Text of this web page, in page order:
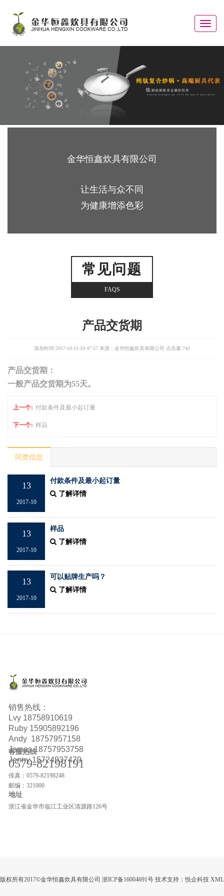
Toggle
金华恒鑫炊具有限公司
让生活与众不同
为健康增添色彩
常见问题
FAQS
产品交货期
添加时间:2017-10-13 10:47:57 来源：金华恒鑫炊具有限公司 点击量:742
产品交货期：
一般产品交货期为55天。
上一个: 付款条件及最小起订量
下一个: 样品
同类信息
13
2017-10
付款条件及最小起订量
了解详情
13
2017-10
样品
了解详情
13
2017-10
可以贴牌生产吗？
了解详情
销售热线：
Lvy 18758910619
Ruby 15905892196
Andy 18757957158
James 18757953758
Jenny 15724937479
客服热线
0579-82198191
传真：0579-82198248
邮编：321000
地址
浙江省金华市临江工业区清源路126号
版权所有2017©金华恒鑫炊具有限公司 浙ICP备16004691号 技术支持：悦企科技 XML